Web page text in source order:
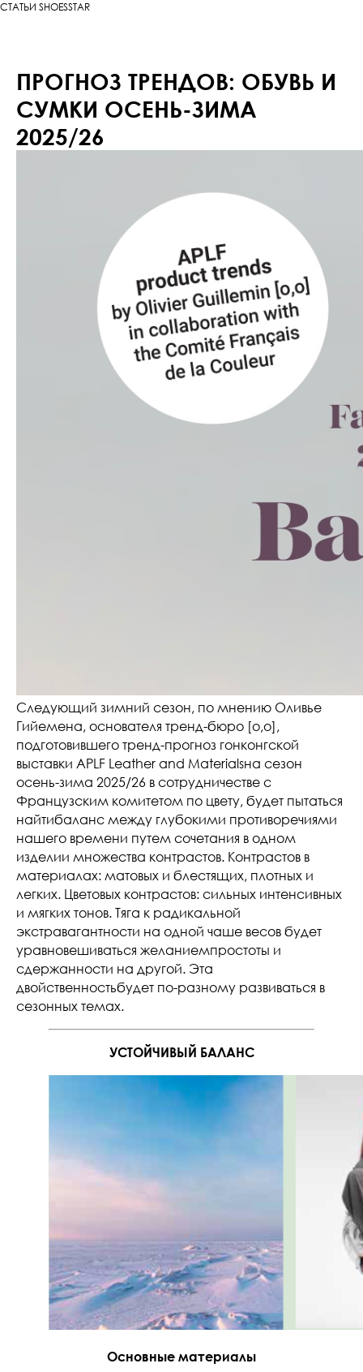
СТАТЬИ SHOESSTAR
ПРОГНОЗ ТРЕНДОВ: ОБУВЬ И
СУМКИ ОСЕНЬ-ЗИМА
2025/26
Следующий зимний сезон, по мнению Оливье
Гийемена, основателя тренд-бюро [o,o],
подготовившего тренд-прогноз гонконгской
выставки APLF Leather and Materialsна сезон
осень-зима 2025/26 в сотрудничестве с
Французским комитетом по цвету, будет пытаться
найтибаланс между глубокими противоречиями
нашего времени путем сочетания в одном
изделии множества контрастов. Контрастов в
материалах: матовых и блестящих, плотных и
легких. Цветовых контрастов: сильных интенсивных
и мягких тонов. Тяга к радикальной
экстравагантности на одной чаше весов будет
уравновешиваться желаниемпростоты и
сдержанности на другой. Эта
двойственностьбудет по-разному развиваться в
сезонных темах.
УСТОЙЧИВЫЙ БАЛАНС
Основные материалы